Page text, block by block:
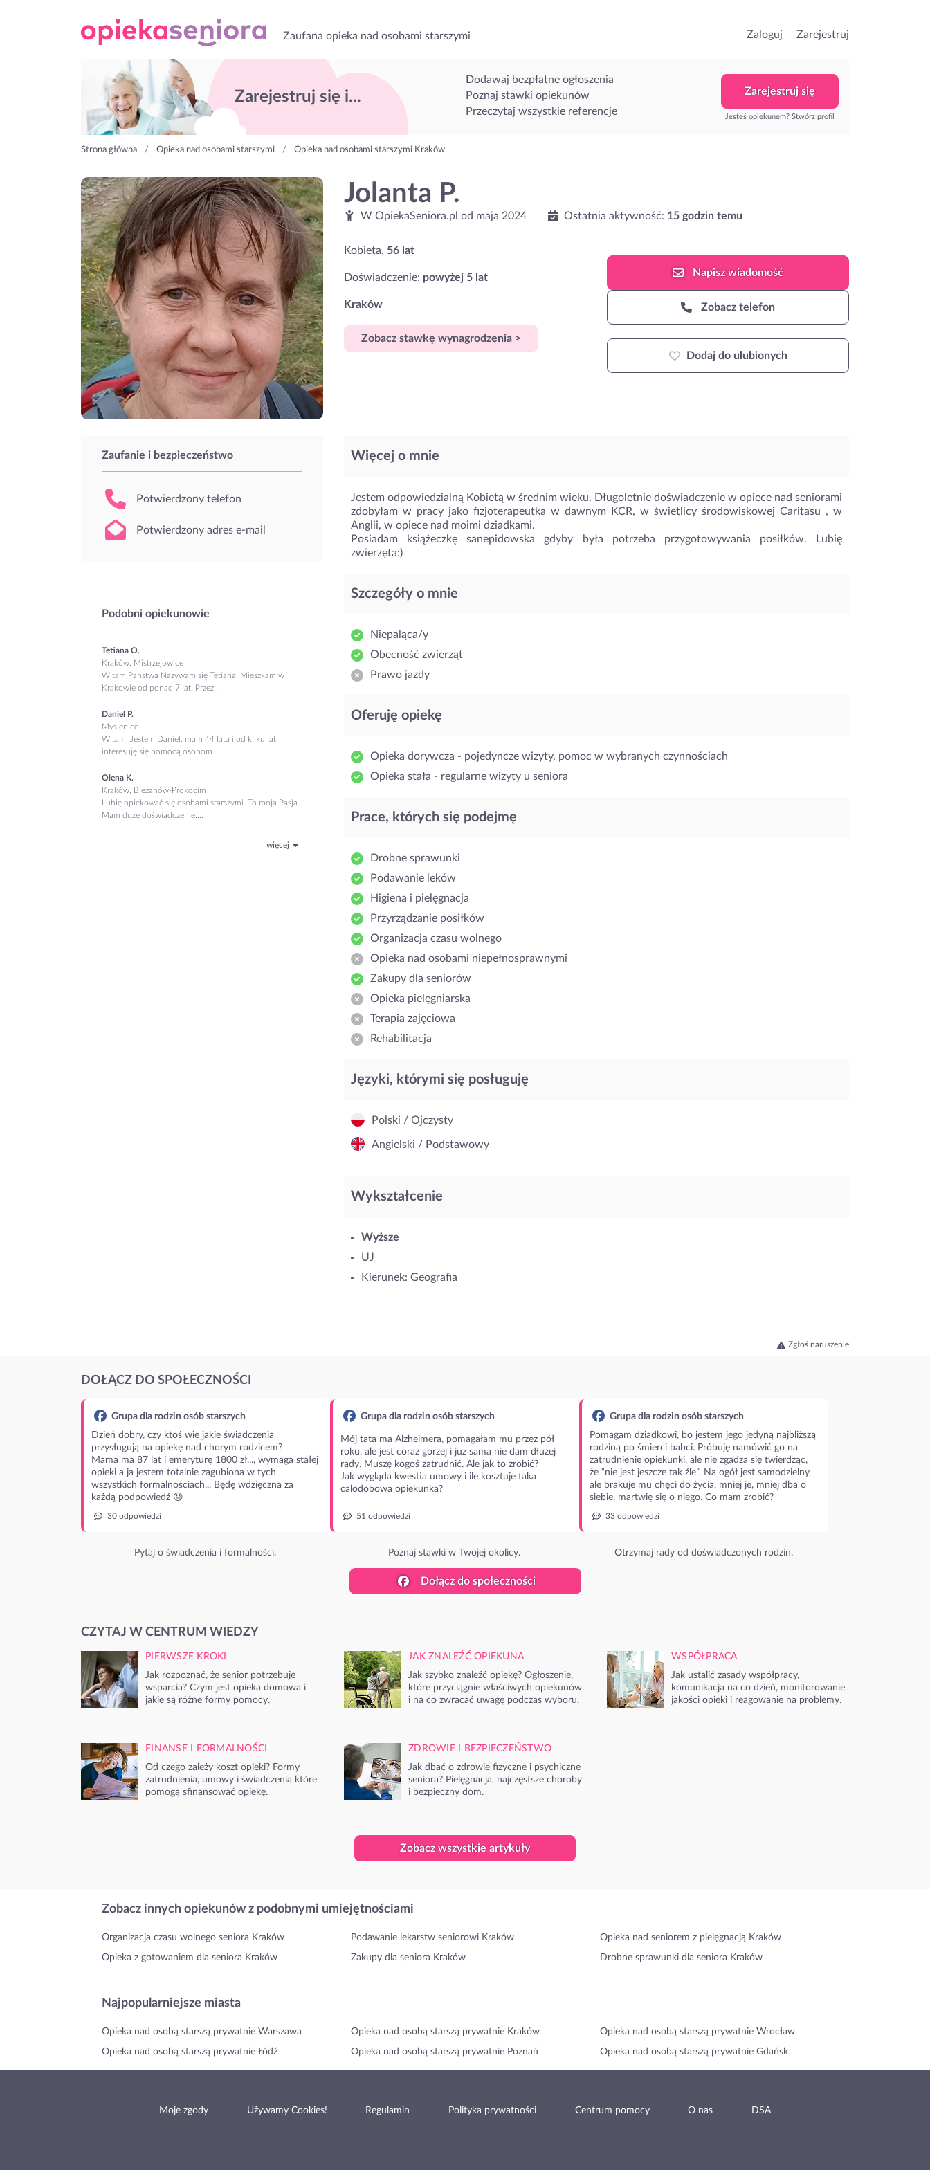
Zaufana opieka nad osobami starszymi Zaloguj Zarejestruj
Zarejestruj się i...
Dodawaj bezpłatne ogłoszenia
Poznaj stawki opiekunów
Przeczytaj wszystkie referencje
Zarejestruj się
Jesteś opiekunem? Stwórz profil
Strona główna Opieka nad osobami starszymi Opieka nad osobami starszymi Kraków
Jolanta P.
W OpiekaSeniora.pl od maja 2024 Ostatnia aktywność: 15 godzin temu
Kobieta, 56 lat
Doświadczenie: powyżej 5 lat
Kraków
Zobacz stawkę wynagrodzenia >
Napiszwiadomość
Zobacz telefon
Dodaj do ulubionych
Zaufanie i bezpieczeństwo
Potwierdzony telefon
Potwierdzony adres e-mail
Podobni opiekunowie
Tetiana O.
Kraków, Mistrzejowice
Witam Państwa Nazywam się Tetiana. Mieszkam w
Krakowie od ponad 7 lat. Przez...
Daniel P.
Myślenice
Witam, Jestem Daniel, mam 44 lata i od kilku lat
interesuję się pomocą osobom...
Olena K.
Kraków, Bieżanów-Prokocim
Lubię opiekować się osobami starszymi. To moja Pasja.
Mam duże doświadczenie....
więcej
Więcej o mnie
Jestem odpowiedzialną Kobietą w średnim wieku. Długoletnie doświadczenie w opiece nad seniorami
zdobyłam w pracy jako fizjoterapeutka w dawnym KCR, w świetlicy środowiskowej Caritasu , w
Anglii, w opiece nad moimi dziadkami.
Posiadam książeczkę sanepidowska gdyby była potrzeba przygotowywania posiłków. Lubię
zwierzęta:)
Szczegóły o mnie
Niepaląca/y
Obecność zwierząt
Prawo jazdy
Oferuję opiekę
Opieka dorywcza - pojedyncze wizyty, pomoc w wybranych czynnościach
Opieka stała - regularne wizyty u seniora
Prace, których się podejmę
Drobne sprawunki
Podawanie leków
Higiena i pielęgnacja
Przyrządzanie posiłków
Organizacja czasu wolnego
Opieka nad osobami niepełnosprawnymi
Zakupy dla seniorów
Opieka pielęgniarska
Terapia zajęciowa
Rehabilitacja
Języki, którymi się posługuję
Polski / Ojczysty
Angielski / Podstawowy
Wykształcenie
Wyższe
UJ
Kierunek: Geografia
Zgłoś naruszenie
DOŁĄCZ DO SPOŁECZNOŚCI
Grupa dla rodzin osób starszych
Dzień dobry, czy ktoś wie jakie świadczenia
przysługują na opiekę nad chorym rodzicem?
Mama ma 87 lat i emeryturę 1800 zł..., wymaga stałej
opieki a ja jestem totalnie zagubiona w tych
wszystkich formalnościach... Będę wdzięczna za
każdą podpowiedź 😓
30 odpowiedzi
Pytaj o świadczenia i formalności.
Grupa dla rodzin osób starszych
Mój tata ma Alzheimera, pomagałam mu przez pół
roku, ale jest coraz gorzej i juz sama nie dam dłużej
rady. Muszę kogoś zatrudnić. Ale jak to zrobić?
Jak wygląda kwestia umowy i ile kosztuje taka
calodobowa opiekunka?
51 odpowiedzi
Poznaj stawki w Twojej okolicy.
Grupa dla rodzin osób starszych
Pomagam dziadkowi, bo jestem jego jedyną najbliższą
rodziną po śmierci babci. Próbuję namówić go na
zatrudnienie opiekunki, ale nie zgadza się twierdząc,
że “nie jest jeszcze tak źle”. Na ogół jest samodzielny,
ale brakuje mu chęci do życia, mniej je, mniej dba o
siebie, martwię się o niego. Co mam zrobić?
33 odpowiedzi
Otrzymaj rady od doświadczonych rodzin.
Dołącz do społeczności
CZYTAJ W CENTRUM WIEDZY
PIERWSZE KROKI
Jak rozpoznać, że senior potrzebuje
wsparcia? Czym jest opieka domowa i
jakie są różne formy pomocy.
JAK ZNALEŹĆ OPIEKUNA
Jak szybko znaleźć opiekę? Ogłoszenie,
które przyciągnie właściwych opiekunów
i na co zwracać uwagę podczas wyboru.
WSPÓŁPRACA
Jak ustalić zasady współpracy,
komunikacja na co dzień, monitorowanie
jakości opieki i reagowanie na problemy.
FINANSE I FORMALNOŚCI
Od czego zależy koszt opieki? Formy
zatrudnienia, umowy i świadczenia które
pomogą sfinansować opiekę.
ZDROWIE I BEZPIECZEŃSTWO
Jak dbać o zdrowie fizyczne i psychiczne
seniora? Pielęgnacja, najczęstsze choroby
i bezpieczny dom.
Zobacz wszystkie artykuły
Zobacz innych opiekunów z podobnymi umiejętnościami
Organizacja czasu wolnego seniora Kraków Podawanie lekarstw seniorowi Kraków Opieka nad seniorem z pielęgnacją Kraków
Opieka z gotowaniem dla seniora Kraków Zakupy dla seniora Kraków Drobne sprawunki dla seniora Kraków
Najpopularniejsze miasta
Opieka nad osobą starszą prywatnie Warszawa Opieka nad osobą starszą prywatnie Kraków Opieka nad osobą starszą prywatnie Wrocław
Opieka nad osobą starszą prywatnie Łódź Opieka nad osobą starszą prywatnie Poznań Opieka nad osobą starszą prywatnie Gdańsk
Moje zgody Używamy Cookies! Regulamin Polityka prywatności Centrum pomocy O nas DSA